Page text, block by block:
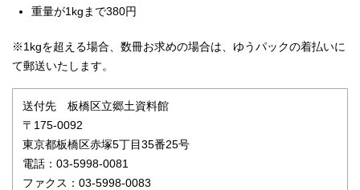
重量が1kgまで380円
※1kgを超える場合、数冊お求めの場合は、ゆうパックの着払いに
て郵送いたします。
送付先 板橋区立郷土資料館
〒175-0092
東京都板橋区赤塚5丁目35番25号
電話：03-5998-0081
ファクス：03-5998-0083